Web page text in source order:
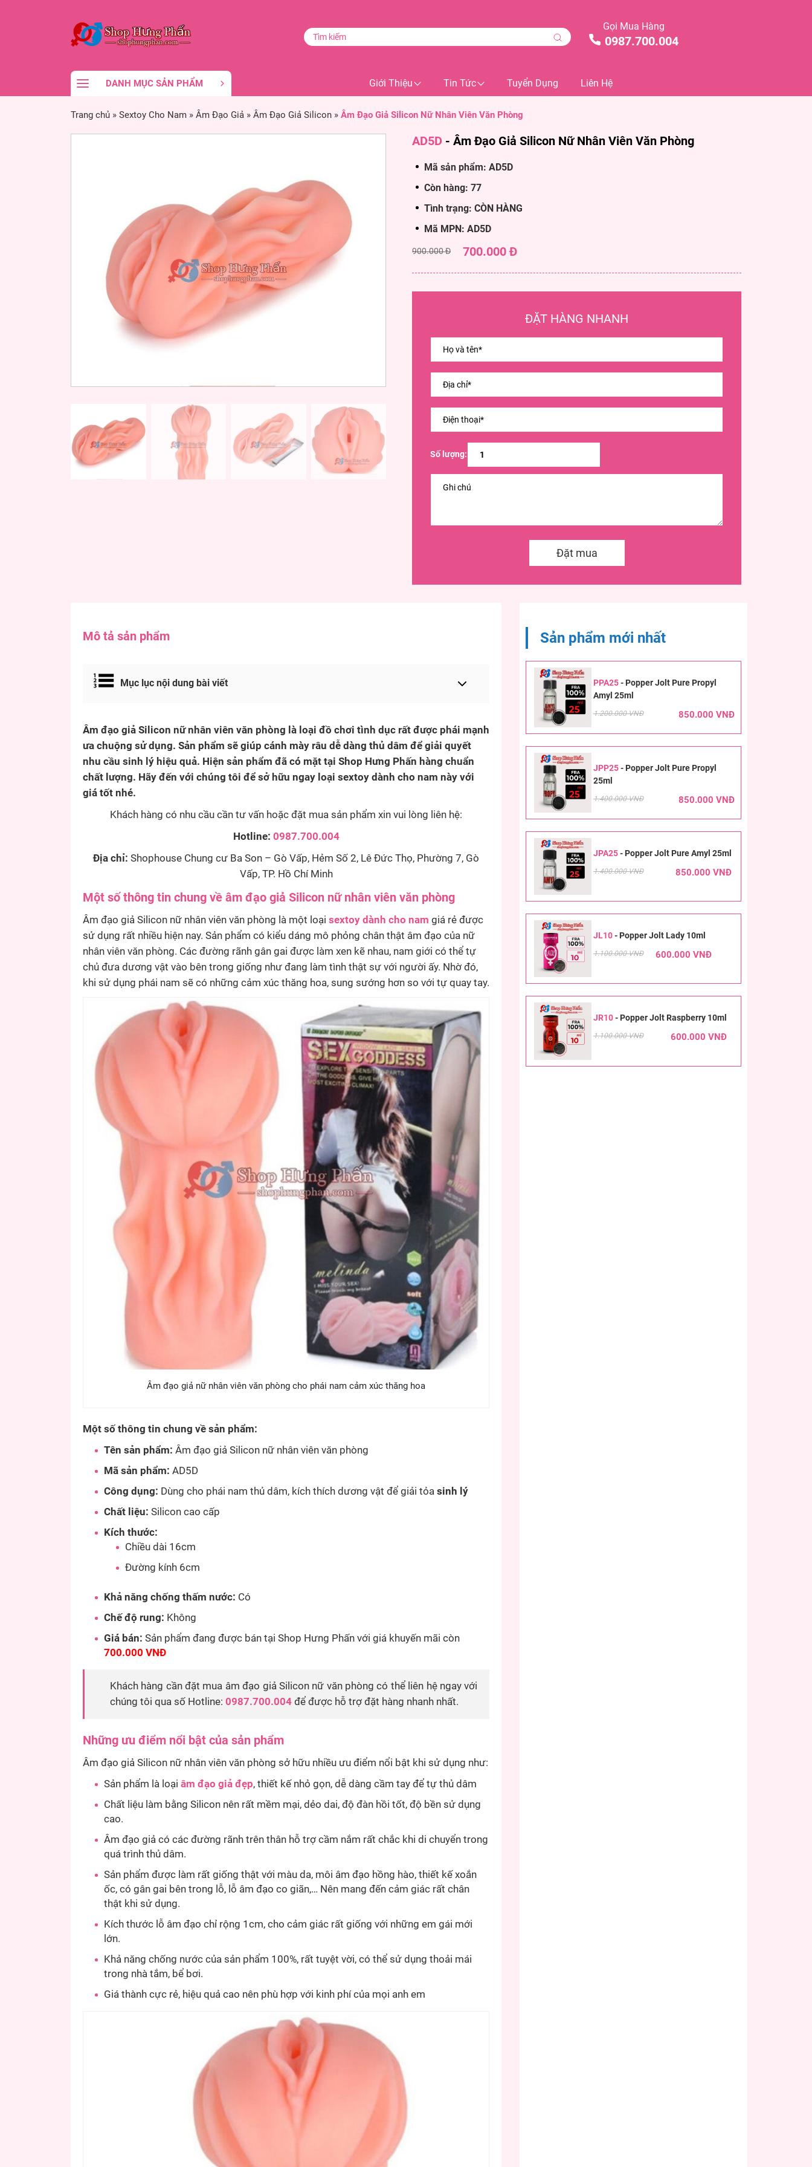
Gọi Mua Hàng
0987.700.004
DANH MỤC SẢN PHẨM Giới Thiệu Tin Tức Tuyển Dụng Liên Hệ
Trang chủ » Sextoy Cho Nam » Âm Đạo Giả » Âm Đạo Giả Silicon » Âm Đạo Giả Silicon Nữ Nhân Viên Văn Phòng
AD5D - Âm Đạo Giả Silicon Nữ Nhân Viên Văn Phòng
Mã sản phẩm: AD5D
Còn hàng: 77
Tình trạng: CÒN HÀNG
Mã MPN: AD5D
900.000 Đ 700.000 Đ
ĐẶT HÀNG NHANH
Số lượng:
Đặt mua
Mô tả sản phẩm
Mục lục nội dung bài viết
Âm đạo giả Silicon nữ nhân viên văn phòng là loại đồ chơi tình dục rất được phái mạnh
ưa chuộng sử dụng. Sản phẩm sẽ giúp cánh mày râu dễ dàng thủ dâm để giải quyết
nhu cầu sinh lý hiệu quả. Hiện sản phẩm đã có mặt tại Shop Hưng Phấn hàng chuẩn
chất lượng. Hãy đến với chúng tôi để sở hữu ngay loại sextoy dành cho nam này với
giá tốt nhé.
Khách hàng có nhu cầu cần tư vấn hoặc đặt mua sản phẩm xin vui lòng liên hệ:
Hotline: 0987.700.004
Địa chỉ:Shophouse Chung cư Ba Son – Gò Vấp, Hẻm Số 2, Lê Đức Thọ, Phường 7, Gò
Vấp, TP. Hồ Chí Minh
Một số thông tin chung về âm đạo giả Silicon nữ nhân viên văn phòng
Âm đạo giả Silicon nữ nhân viên văn phòng là một loại sextoy dành cho nam giá rẻ được
sử dụng rất nhiều hiện nay. Sản phẩm có kiểu dáng mô phỏng chân thật âm đạo của nữ
nhân viên văn phòng. Các đường rãnh gân gai được làm xen kẽ nhau, nam giới có thể tự
chủ đưa dương vật vào bên trong giống như đang làm tình thật sự với người ấy. Nhờ đó,
khi sử dụng phái nam sẽ có những cảm xúc thăng hoa, sung sướng hơn so với tự quay tay.
Âm đạo giả nữ nhân viên văn phòng cho phái nam cảm xúc thăng hoa
Một số thông tin chung về sản phẩm:
Tên sản phẩm: Âm đạo giả Silicon nữ nhân viên văn phòng
Mã sản phẩm: AD5D
Công dụng: Dùng cho phái nam thủ dâm, kích thích dương vật để giải tỏa sinh lý
Chất liệu: Silicon cao cấp
Kích thước:
Chiều dài 16cm
Đường kính 6cm
Khả năng chống thấm nước: Có
Chế độ rung: Không
Giá bán: Sản phẩm đang được bán tại Shop Hưng Phấn với giá khuyến mãi còn
700.000 VNĐ
Khách hàng cần đặt mua âm đạo giả Silicon nữ văn phòng có thể liên hệ ngay với
chúng tôi qua số Hotline: 0987.700.004 để được hỗ trợ đặt hàng nhanh nhất.
Những ưu điểm nổi bật của sản phẩm
Âm đạo giả Silicon nữ nhân viên văn phòng sở hữu nhiều ưu điểm nổi bật khi sử dụng như:
Sản phẩm là loại âm đạo giả đẹp, thiết kế nhỏ gọn, dễ dàng cầm tay để tự thủ dâm
Chất liệu làm bằng Silicon nên rất mềm mại, dẻo dai, độ đàn hồi tốt, độ bền sử dụng
cao.
Âm đạo giả có các đường rãnh trên thân hỗ trợ cầm nắm rất chắc khi di chuyển trong
quá trình thủ dâm.
Sản phẩm được làm rất giống thật với màu da, môi âm đạo hồng hào, thiết kế xoắn
ốc, có gân gai bên trong lỗ, lỗ âm đạo co giãn,… Nên mang đến cảm giác rất chân
thật khi sử dụng.
Kích thước lỗ âm đạo chỉ rộng 1cm, cho cảm giác rất giống với những em gái mới
lớn.
Khả năng chống nước của sản phẩm 100%, rất tuyệt vời, có thể sử dụng thoải mái
trong nhà tắm, bể bơi.
Giá thành cực rẻ, hiệu quả cao nên phù hợp với kinh phí của mọi anh em
Sản phẩm mới nhất
PPA25- Popper Jolt Pure Propyl
Amyl 25ml
1.200.000 VNĐ 850.000 VNĐ
JPP25- Popper Jolt Pure Propyl
25ml
1.400.000 VNĐ 850.000 VNĐ
JPA25- Popper Jolt Pure Amyl 25ml
1.400.000 VNĐ 850.000 VNĐ
JL10- Popper Jolt Lady 10ml
1.100.000 VNĐ 600.000 VNĐ
JR10- Popper Jolt Raspberry 10ml
1.100.000 VNĐ 600.000 VNĐ